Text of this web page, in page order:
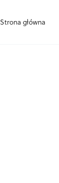
Strona główna